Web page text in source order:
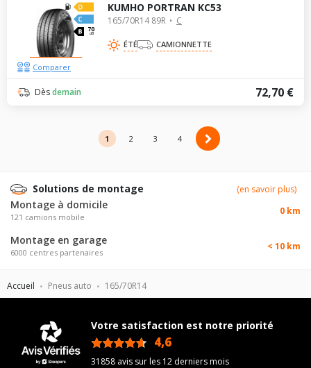
Accueil Pneus auto 165/70R14
70
dB
KUMHO PORTRAN KC53
165/70R14 89R C
ÉTÉ CAMIONNETTE
72,70 €
Dèsdemain
Comparer
1 2 3 4
Solutions de montage (en savoir plus)
Montage à domicile
121 camions mobile
0 km
Montage en garage
6000 centres partenaires
< 10 km
Votre satisfaction est notre priorité
4,6
31858 avis sur les 12 derniers mois